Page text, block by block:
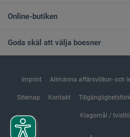
Online-butiken
Goda skäl att välja boesner
Imprint Allmänna affärsvillkor- och
Sitemap Kontakt
Klagomål /